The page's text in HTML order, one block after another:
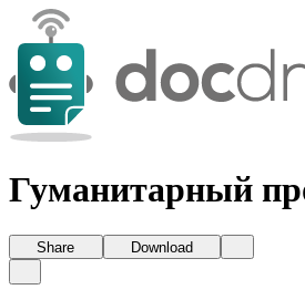
Гуманитарный
Share Download